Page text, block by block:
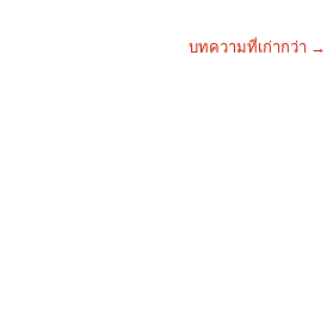
บทความที่เก่ากว่า →